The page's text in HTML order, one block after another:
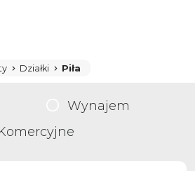
Działki Piła
Wynajem